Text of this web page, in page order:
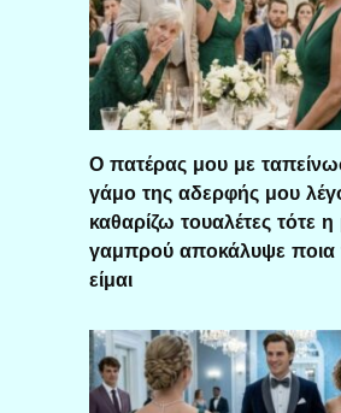
Ο πατέρας μου με
γάμο της αδερφής μου
καθαρίζω τουαλέτες τότε
γαμπρού αποκάλυψε ποια
είμαι